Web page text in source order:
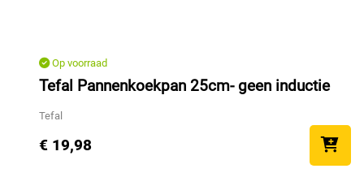
Op voorraad
Tefal Pannenkoekpan 25cm- geen inductie
Tefal
€ 19,98